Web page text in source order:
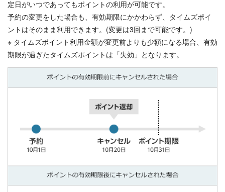
定日がいつであってもポイントの利用が可能です。
予約の変更をした場合も、有効期限にかかわらず、タイムズポイ
ントはそのまま利用できます。(変更は3回まで可能です。)
※ タイムズポイント利用金額が変更前よりも少額になる場合、有効
期限が過ぎたタイムズポイントは「失効」となります。